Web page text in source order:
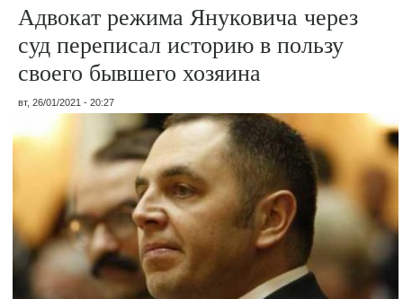
Адвокат режима Януковича через
суд переписал историю в пользу
своего бывшего хозяина
вт, 26/01/2021 - 20:27